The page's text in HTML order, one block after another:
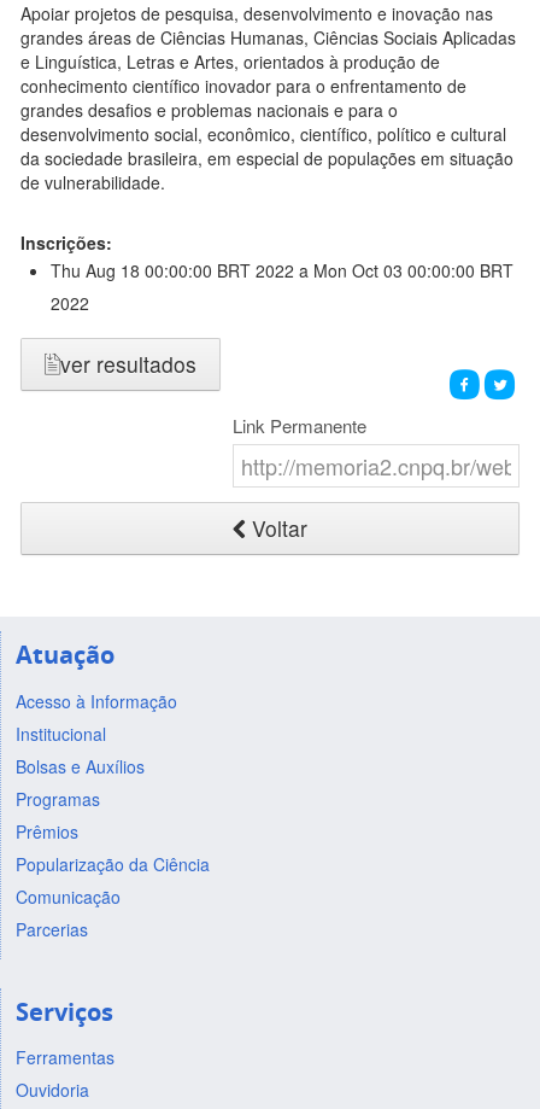
Apoiar projetos de pesquisa, desenvolvimento e inovação nas
grandes áreas de Ciências Humanas, Ciências Sociais Aplicadas
e Linguística, Letras e Artes, orientados à produção de
conhecimento científico inovador para o enfrentamento de
grandes desafios e problemas nacionais e para o
desenvolvimento social, econômico, científico, político e cultural
da sociedade brasileira, em especial de populações em situação
de vulnerabilidade.
Inscrições:
Thu Aug 18 00:00:00 BRT 2022 a Mon Oct 03 00:00:00 BRT
2022
ver resultados
Link Permanente
Voltar
Atuação
Acesso à Informação
Institucional
Bolsas e Auxílios
Programas
Prêmios
Popularização da Ciência
Comunicação
Parcerias
Serviços
Ferramentas
Ouvidoria